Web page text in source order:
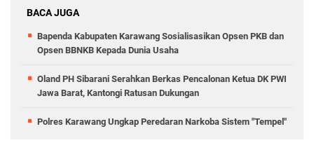
BACA JUGA
Bapenda Kabupaten Karawang Sosialisasikan Opsen PKB dan
Opsen BBNKB Kepada Dunia Usaha
Oland PH Sibarani Serahkan Berkas Pencalonan Ketua DK PWI
Jawa Barat, Kantongi Ratusan Dukungan
Polres Karawang Ungkap Peredaran Narkoba Sistem "Tempel"